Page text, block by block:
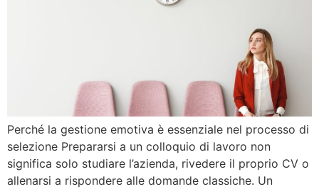
Perché la gestione emotiva è essenziale nel processo di
selezione Prepararsi a un colloquio di lavoro non
significa solo studiare l’azienda, rivedere il proprio CV o
allenarsi a rispondere alle domande classiche. Un